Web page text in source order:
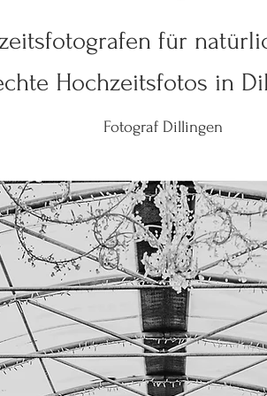
für
Hochzeitsfotos in
Fotograf Dillingen